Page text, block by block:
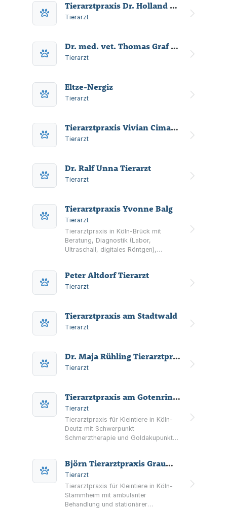
per Hausbesuch.
Tierarztpraxis Dr. Holland & Dr. Unna
Tierarzt
Dr. med. vet. Thomas Graf Fachtierarzt für Kleintiere
Tierarzt
Eltze-Nergiz
Tierarzt
Tierarztpraxis Vivian Cimander
Tierarzt
Dr. Ralf Unna Tierarzt
Tierarzt
Tierarztpraxis Yvonne Balg
Tierarzt
Tierarztpraxis in Köln-Brück mit
Beratung, Diagnostik (Labor,
Ultraschall, digitales Röntgen),
Praxis vorhanden.
Peter Altdorf Tierarzt
Tierarzt
Tierarztpraxis am Stadtwald
Tierarzt
Dr. Maja Rühling Tierarztpraxis an den Poller Wiesen
Tierarzt
Tierarztpraxis am Gotenring Wilms & Rosin GmbH
Tierarzt
Tierarztpraxis für Kleintiere in Köln-
Deutz mit Schwerpunkt
Schmerztherapie und Goldakupunktur.
Anmeldung.
Björn Tierarztpraxis Graumann Tierarzt
Tierarzt
Tierarztpraxis für Kleintiere in Köln-
Stammheim mit ambulanter
Behandlung und stationärer